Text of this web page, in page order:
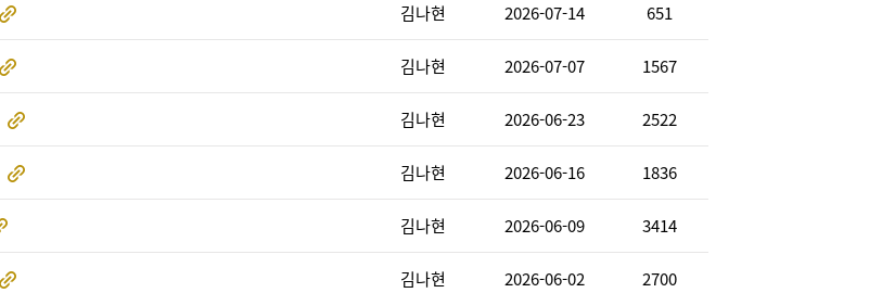
김나현 2026-07-14 651
김나현 2026-07-07 1567
김나현 2026-06-23 2522
김나현 2026-06-16 1836
김나현 2026-06-09 3414
김나현 2026-06-02 2700